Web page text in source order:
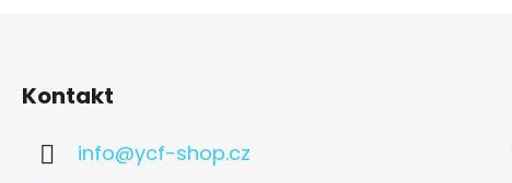
Kontakt
info@ycf-shop.cz